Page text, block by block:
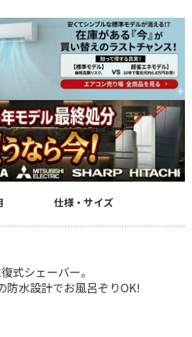
仕様・サイズ
式シェーバー。
水設計でお風呂ぞりOK!